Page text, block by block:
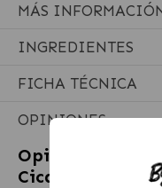
MÁS
INGREDIENTES
FICHA TÉCNICA
OPINIONES
Opiniones sobre
Cicatrizante